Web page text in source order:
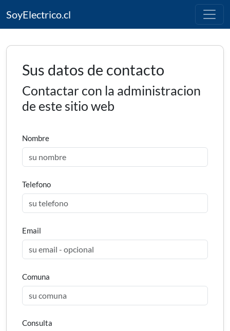
SoyElectrico.cl
Sus datos de contacto
Contactar con la administracion
de este sitio web
Nombre
Telefono
Email
Comuna
Consulta